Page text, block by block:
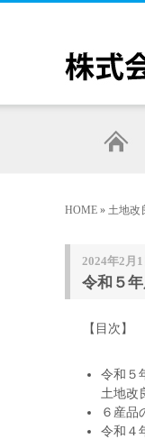
HOME » 土地改
2024年2月1
令和５
【目次】
令和５
土地改
６産品
令和４